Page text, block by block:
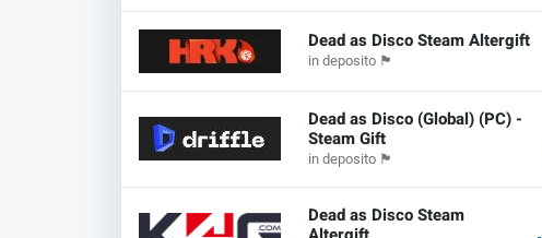
Dead as Disco Steam Altergift
in deposito 🏴
Dead as Disco (Global) (PC) -
Steam Gift
in deposito 🏴
Dead as Disco Steam